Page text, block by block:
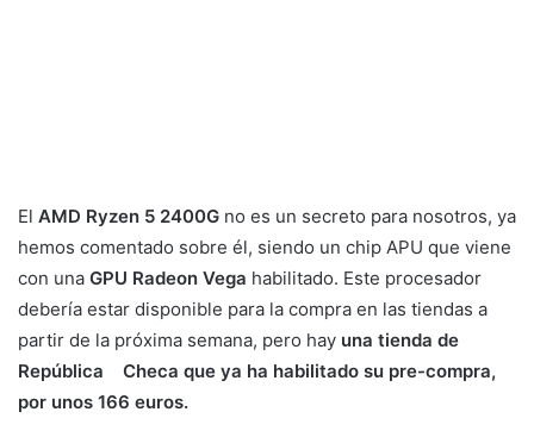
El AMD Ryzen 5 2400G no es un secreto para nosotros, ya
hemos comentado sobre él, siendo un chip APU que viene
con una GPU Radeon Vega habilitado. Este procesador
debería estar disponible para la compra en las tiendas a
partir de la próxima semana, pero hay una tienda de
República Checa que ya ha habilitado su pre-compra,
por unos 166 euros.